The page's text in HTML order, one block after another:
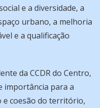
e a diversidade, a
urbano, a melhoria
e a qualificação
da CCDR do Centro,
importância para a
e coesão do território,